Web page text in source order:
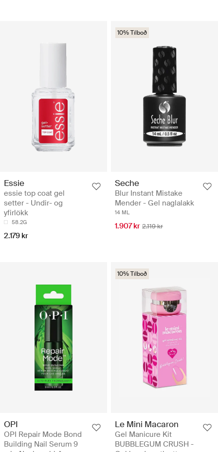
Essie
essie top coat gel
setter - Undir- og
yfirlökk
58.2G
2.179 kr
10% Tilboð
Seche
Blur Instant Mistake
Mender - Gel naglalakk
14 ML
1.907 kr 2.119 kr
OPI
OPI Repair Mode Bond
Building Nail Serum 9
10% Tilboð
Le Mini Macaron
Gel Manicure Kit
BUBBLEGUM CRUSH -